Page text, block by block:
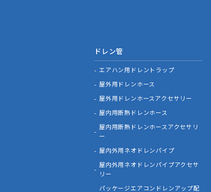
ドレン管
エアハン用ドレントラップ
屋外用ドレンホース
屋外用ドレンホースアクセサリー
屋内用断熱ドレンホース
屋内用断熱ドレンホースアクセサリ
ー
屋内外用ネオドレンパイプ
屋内外用ネオドレンパイプアクセサ
リー
パッケージエアコンドレンアップ配